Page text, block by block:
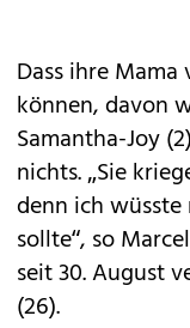
Dass ihre
können, davon
Samantha-Joy
nichts. „Sie
denn ich
sollte“, so
seit 30. August
(26).